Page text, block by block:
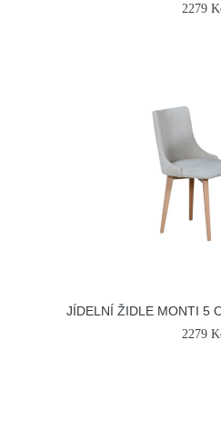
2279
JÍDELNÍ ŽIDLE MONTI 5
2279